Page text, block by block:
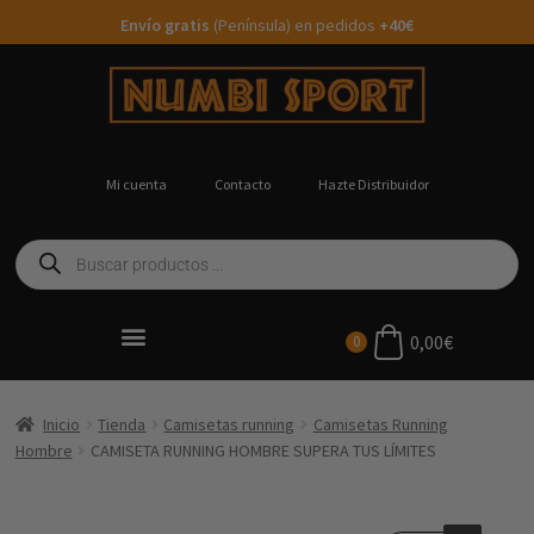
Envío gratis (Península) en pedidos +40€
Mi cuenta Contacto Hazte Distribuidor
0 0,00€
Inicio Tienda Camisetas running
Camisetas Running
Hombre
CAMISETA RUNNING HOMBRE SUPERA TUS LÍMITES